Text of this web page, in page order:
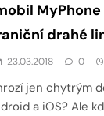
drahé
23.03.2018 0
jen chytrým
a iOS? Ale